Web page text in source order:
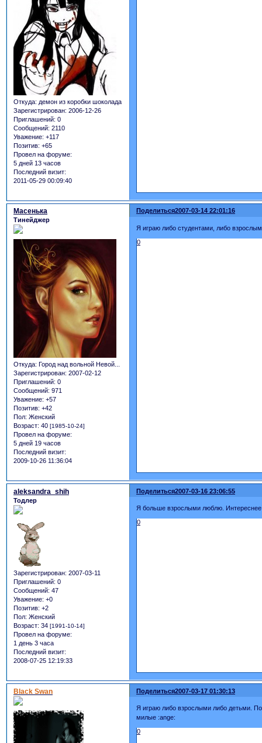
Откуда: демон из коробки шоколада
Зарегистрирован: 2006-12-26
Приглашений: 0
Сообщений: 2110
Уважение: +117
Позитив: +65
Провел на форуме:
5 дней 13 часов
Последний визит:
2011-05-29 00:09:40
Поделиться2007-03-14 22:01:16
Масенька
Тинейджер
Откуда: Город над вольной Невой...
Зарегистрирован: 2007-02-12
Приглашений: 0
Сообщений: 971
Уважение: +57
Позитив: +42
Пол: Женский
Возраст: 40 [1985-10-24]
Провел на форуме:
5 дней 19 часов
Последний визит:
2009-10-26 11:36:04
Я играю либо студентами, либо
0
Поделиться2007-03-16 23:06:55
aleksandra_shih
Тодлер
Зарегистрирован: 2007-03-11
Приглашений: 0
Сообщений: 47
Уважение: +0
Позитив: +2
Пол: Женский
Возраст: 34 [1991-10-14]
Провел на форуме:
1 день 3 часа
Последний визит:
2008-07-25 12:19:33
Я больше взрослыми люблю.
0
Поделиться2007-03-17 01:30:13
Black Swan
Я играю либо взрослыми либо детьми.
милые :ange:
0